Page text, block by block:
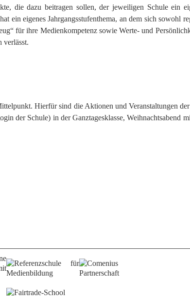
die dazu beitragen sollen, der jeweiligen Schule ein
ein eigenes Jahrgangsstufenthema, an dem sich sowohl
für ihre Medienkompetenz sowie Werte- und
verlässt.
Hierfür sind die Aktionen und Veranstaltungen
der Schule) in der Ganztagesklasse,